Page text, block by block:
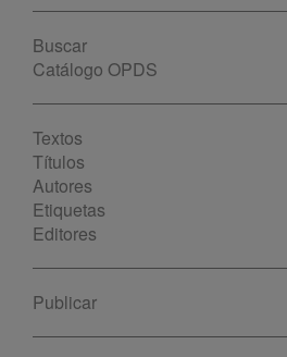
Buscar
Catálogo OPDS
Textos
Títulos
Autores
Etiquetas
Editores
Publicar